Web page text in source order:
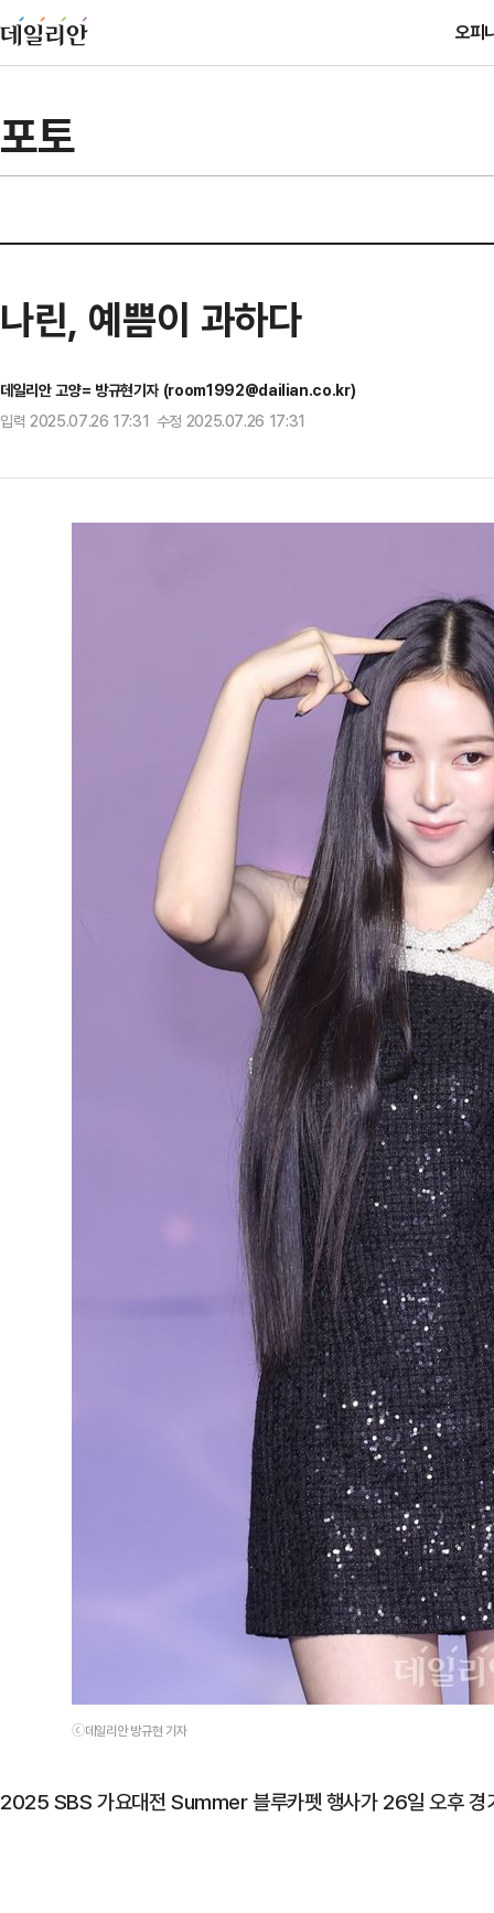
오피
포토
나린, 예쁨이 과하다
데일리안 고양= 방규현기자 (room1992@dailian.co.kr)
입력 2025.07.26 17:31 수정 2025.07.26 17:31
ⓒ데일리안 방규현 기자
2025 SBS 가요대전 Summer 블루카펫 행사가 26일 오후 경